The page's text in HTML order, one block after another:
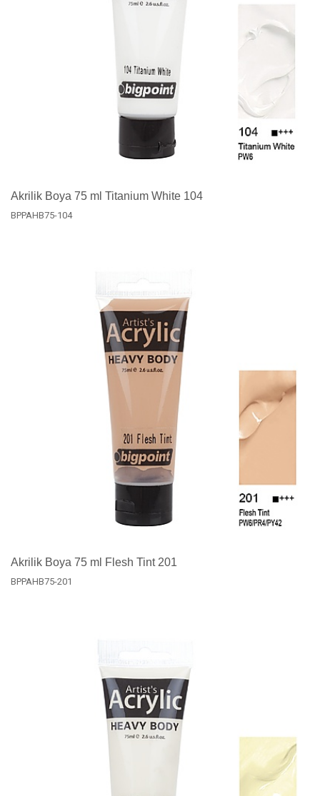
Akrilik Boya 75 ml Titanium White 104
BPPAHB75-104
Akrilik Boya 75 ml Flesh Tint 201
BPPAHB75-201